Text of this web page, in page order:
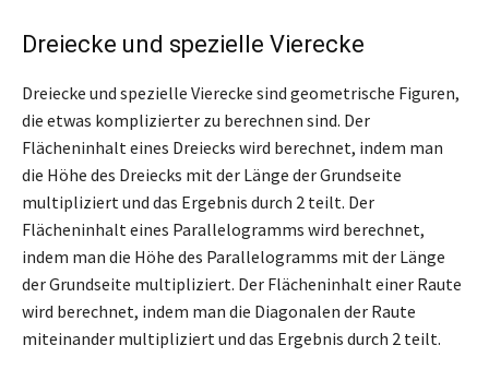
Dreiecke und spezielle Vierecke
Dreiecke und spezielle Vierecke sind geometrische Figuren,
die etwas komplizierter zu berechnen sind. Der
Flächeninhalt eines Dreiecks wird berechnet, indem man
die Höhe des Dreiecks mit der Länge der Grundseite
multipliziert und das Ergebnis durch 2 teilt. Der
Flächeninhalt eines Parallelogramms wird berechnet,
indem man die Höhe des Parallelogramms mit der Länge
der Grundseite multipliziert. Der Flächeninhalt einer Raute
wird berechnet, indem man die Diagonalen der Raute
miteinander multipliziert und das Ergebnis durch 2 teilt.